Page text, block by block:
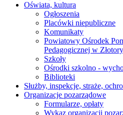
Oświata, kultura
Ogłoszenia
Placówki niepubliczne
Komunikaty
Powiatowy Ośrodek
Pedagogicznej w
Szkoły
Ośrodki szkolno -
Biblioteki
Służby, inspekcje, straże,
Organizacje pozarządowe
Formularze, opłaty
Wykaz organizacji